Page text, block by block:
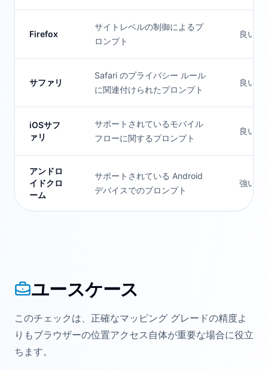
Firefox
サイトレベルの制御によるプ
ロンプト
良い
サファリ
Safari のプライバシー ルール
に関連付けられたプロンプト
良い
iOSサフ
ァリ
サポートされているモバイル
フローに関するプロンプト
良い
アンドロ
イドクロ
ーム
サポートされている Android
デバイスでのプロンプト
強い
ユースケース
このチェックは、正確なマッピング グレードの精度よ
りもブラウザーの位置アクセス自体が重要な場合に役立
ちます。